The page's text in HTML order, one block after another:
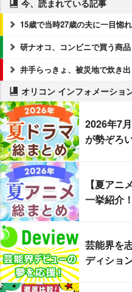
今、読まれている記事
15歳で当時27歳の夫に一目惚れ
研ナオコ、コンビニで買う商品
井手らっきょ、被災地で炊き
オリコン インフォメーショ
2026年7
が勢ぞろ
【夏ア
一挙紹介！
芸能界を
ディショ